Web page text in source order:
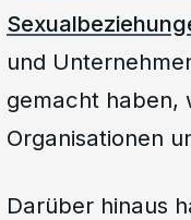
und
gemacht haben,
Organisationen
Darüber hinaus